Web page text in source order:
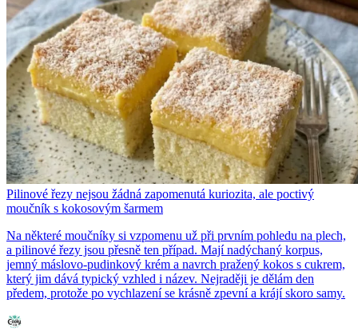
Pilinové řezy nejsou žádná zapomenutá kuriozita, ale poctivý
moučník s kokosovým šarmem
Na některé moučníky si vzpomenu už při prvním pohledu na plech,
a pilinové řezy jsou přesně ten případ. Mají nadýchaný korpus,
jemný máslovo-pudinkový krém a navrch pražený kokos s cukrem,
který jim dává typický vzhled i název. Nejraději je dělám den
předem, protože po vychlazení se krásně zpevní a krájí skoro samy.